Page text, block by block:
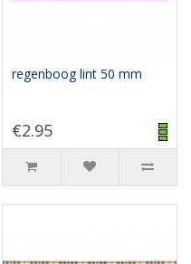
regenboog lint 50 mm
€2.95